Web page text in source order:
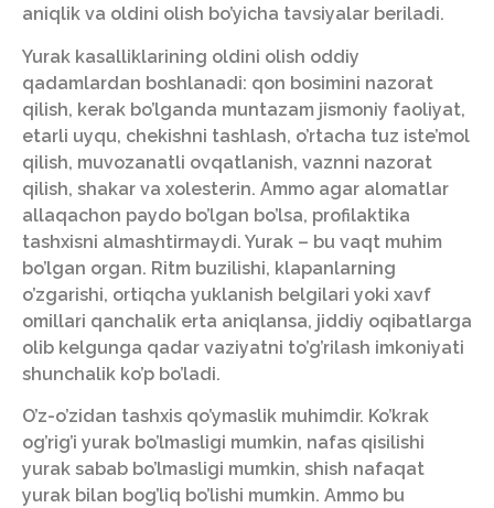
aniqlik va oldini olish bo’yicha tavsiyalar beriladi.
Yurak kasalliklarining oldini olish oddiy
qadamlardan boshlanadi: qon bosimini nazorat
qilish, kerak bo’lganda muntazam jismoniy faoliyat,
etarli uyqu, chekishni tashlash, o’rtacha tuz iste’mol
qilish, muvozanatli ovqatlanish, vaznni nazorat
qilish, shakar va xolesterin. Ammo agar alomatlar
allaqachon paydo bo’lgan bo’lsa, profilaktika
tashxisni almashtirmaydi. Yurak – bu vaqt muhim
bo’lgan organ. Ritm buzilishi, klapanlarning
o’zgarishi, ortiqcha yuklanish belgilari yoki xavf
omillari qanchalik erta aniqlansa, jiddiy oqibatlarga
olib kelgunga qadar vaziyatni to’g’rilash imkoniyati
shunchalik ko’p bo’ladi.
O’z-o’zidan tashxis qo’ymaslik muhimdir. Ko’krak
og’rig’i yurak bo’lmasligi mumkin, nafas qisilishi
yurak sabab bo’lmasligi mumkin, shish nafaqat
yurak bilan bog’liq bo’lishi mumkin. Ammo bu